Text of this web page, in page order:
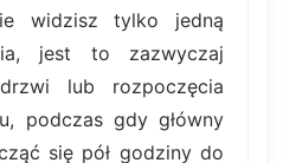
widzisz tylko jedną
jest to zazwyczaj
lub rozpoczęcia
podczas gdy główny
się pół godziny do